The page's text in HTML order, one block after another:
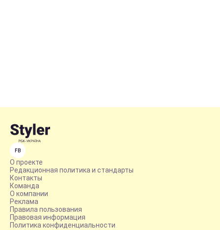
FB
О проекте
Редакционная политика и стандарты
Контакты
Команда
О компании
Реклама
Правила пользования
Правовая информация
Политика конфиденциальности